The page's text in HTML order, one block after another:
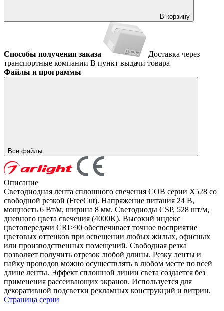
В корзину
Способы получения заказа
Доставка через
транспортные компании В пункт выдачи товара
Файлы и программы
Все файлы
Описание
Светодиодная лента сплошного свечения COB серии X528 со
свободной резкой (FreeCut). Напряжение питания 24 В,
мощность 6 Вт/м, ширина 8 мм. Светодиоды CSP, 528 шт/м,
дневного цвета свечения (4000K). Высокий индекс
цветопередачи CRI>90 обеспечивает точное восприятие
цветовых оттенков при освещении любых жилых, офисных
или производственных помещений. Свободная резка
позволяет получить отрезок любой длины. Резку ленты и
пайку проводов можно осуществлять в любом месте по всей
длине ленты. Эффект сплошной линии света создается без
применения рассеивающих экранов. Используется для
декоративной подсветки рекламных конструкций и витрин.
Страница серии